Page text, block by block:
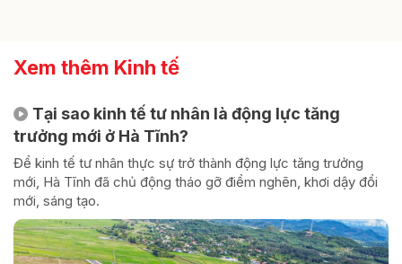
Xem thêm Kinh tế
Tại sao kinh tế tư nhân là động lực tăng
trưởng mới ở Hà Tĩnh?
Để kinh tế tư nhân thực sự trở thành động lực tăng trưởng
mới, Hà Tĩnh đã chủ động tháo gỡ điểm nghẽn, khơi dậy đổi
mới, sáng tạo.